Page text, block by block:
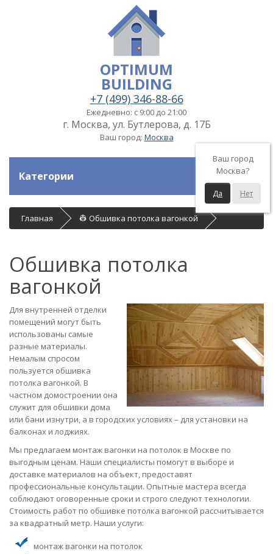
OPTIMUM
BUILDING
+7 (499) 346-88-66
Ежедневно: с 9:00 до 21:00
г. Москва, ул. Бутлерова, д. 17Б
Ваш город: Москва
Ваш город
Москва?
Да Нет
Категории
Главная 👷 Обшивка потолка вагонкой
Обшивка потолка
вагонкой
Для внутренней отделки
помещений могут быть
использованы самые
разные материалы.
Немалым спросом
пользуется обшивка
потолка вагонкой. В
частном домостроении она
служит для обшивки дома
или бани изнутри, а в городских условиях – для установки на
балконах и лоджиях.
Мы предлагаем монтаж вагонки на потолок в Москве по
выгодным ценам. Наши специалисты помогут в выборе и
доставке материалов на объект, предоставят
профессиональные консультации. Опытные мастера всегда
соблюдают оговоренные сроки и строго следуют технологии.
Стоимость работ по обшивке потолка вагонкой рассчитывается
за квадратный метр. Наши услуги:
монтаж вагонки на потолок